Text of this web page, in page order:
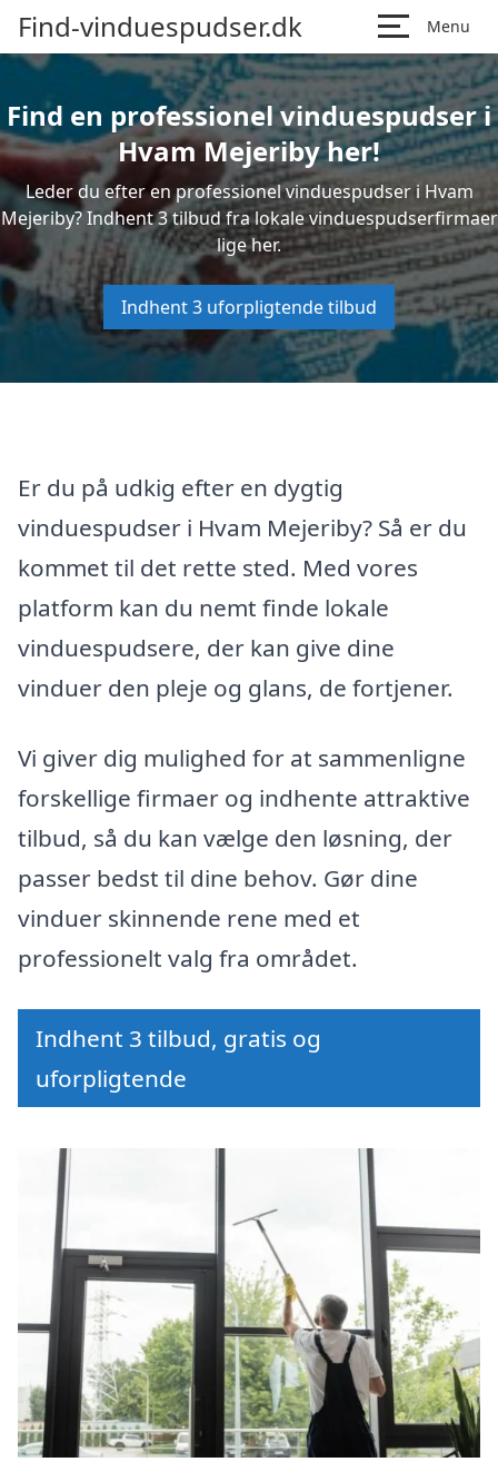
Find-vinduespudser.dk Menu
Find en professionel vinduespudser i
Hvam Mejeriby her!
Leder du efter en professionel vinduespudser i Hvam
Mejeriby? Indhent 3 tilbud fra lokale vinduespudserfirmaer
lige her.
Indhent 3 uforpligtende tilbud
Er du på udkig efter en dygtig
vinduespudser i Hvam Mejeriby? Så er du
kommet til det rette sted. Med vores
platform kan du nemt finde lokale
vinduespudsere, der kan give dine
vinduer den pleje og glans, de fortjener.
Vi giver dig mulighed for at sammenligne
forskellige firmaer og indhente attraktive
tilbud, så du kan vælge den løsning, der
passer bedst til dine behov. Gør dine
vinduer skinnende rene med et
professionelt valg fra området.
Indhent 3 tilbud, gratis og
uforpligtende